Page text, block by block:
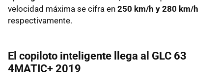
velocidad máxima se cifra en 250 km/h y 280 km/h
respectivamente.
El copiloto inteligente llega al GLC 63
4MATIC+ 2019